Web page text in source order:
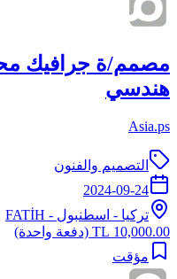
مصمم/ة جرافيك
هندسي
Asia.ps
التصميم والفنون
2024-09-24
تركيا - اسطنبول - FATİH
10,000.00 TL
(دفعة واحدة)
مؤقت